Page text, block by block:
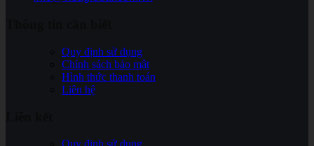
Quy định sử dụng
Chính sách bảo mật
Hình thức thanh toán
Liên hệ